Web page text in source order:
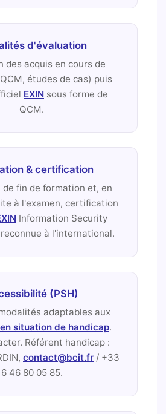
d'évaluation
des acquis en cours de
études de cas) puis
EXIN sous forme de
QCM.
& certification
fin de formation et, en
à l'examen, certification
Information Security
à l'international.
(PSH)
adaptables aux
situation de handicap.
Référent handicap :
contact@bcit.fr / +33
6 46 80 05 85.